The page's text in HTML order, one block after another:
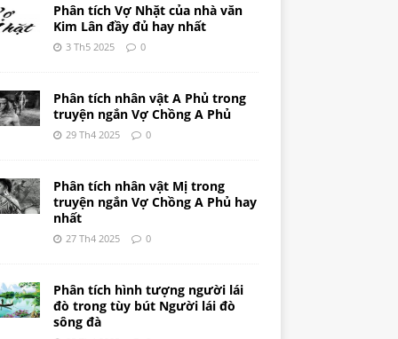
Phân tích Vợ Nhặt của nhà văn
Kim Lân đầy đủ hay nhất
3 Th5 2025 0
Phân tích nhân vật A Phủ trong
truyện ngắn Vợ Chồng A Phủ
29 Th4 2025 0
Phân tích nhân vật Mị trong
truyện ngắn Vợ Chồng A Phủ hay
nhất
27 Th4 2025 0
Phân tích hình tượng người lái
đò trong tùy bút Người lái đò
sông đà